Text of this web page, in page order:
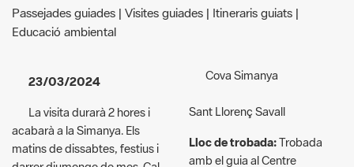
23/03/2024
acabarà a la Simanya. Els
darrer diumenge de mes. Cal
reserva prèvia.
Accés:
de pagament - 6
Cova Simanya
Lloc de trobada:
amb el guia al Centre
d’Informació del Coll
d’Estenalles
Carretera de Terrassa a